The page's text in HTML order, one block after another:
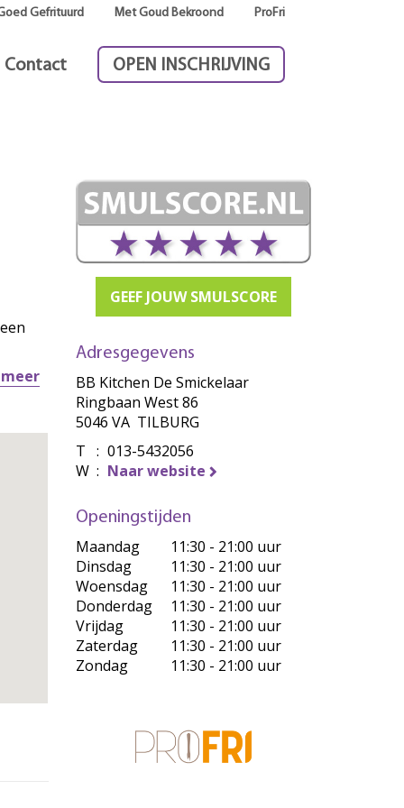
Gefrituurd Met Goud Bekroond ProFri
Contact OPEN INSCHRIJVING
GEEF JOUW SMULSCORE
Adresgegevens
BB Kitchen De Smickelaar
Ringbaan West 86
5046 VA TILBURG
T : 013-5432056
W : Naar website
Openingstijden
Maandag
11:30 - 21:00 uur
Dinsdag
11:30 - 21:00 uur
Woensdag
11:30 - 21:00 uur
Donderdag
11:30 - 21:00 uur
Vrijdag
11:30 - 21:00 uur
Zaterdag
11:30 - 21:00 uur
Zondag
11:30 - 21:00 uur